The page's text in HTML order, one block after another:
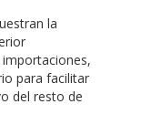
la
para facilitar
del resto de